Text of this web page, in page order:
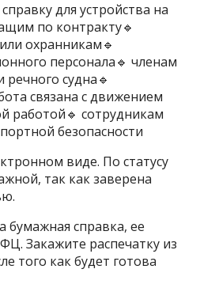
для устройства на
по контракту🔹
охранникам🔹
персонала🔹 членам
судна🔹
связана с движением
работой🔹 сотрудникам
безопасности
виде. По статусу
так как заверена
бумажная справка, ее
Закажите распечатку из
того как будет готова